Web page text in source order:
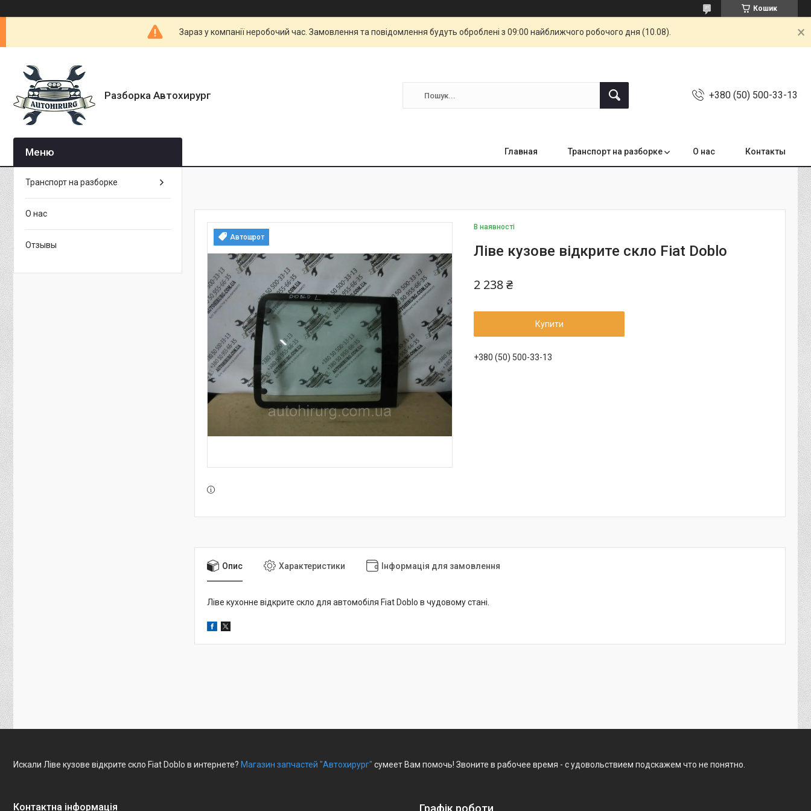
Кошик
Зараз у компанії неробочий час. Замовлення та повідомлення будуть оброблені з 09:00 найближчого робочого дня (10.08).
Разборка Автохирург +380 (50) 500-33-13
Главная Транспорт на разборке О нас Контакты
Автошрот
В наявності
Ліве кузове відкрите скло Fiat Doblo
2 238 ₴
Купити
+380 (50) 500-33-13
Опис Характеристики Інформація для замовлення
Ліве кухонне відкрите скло для автомобіля Fiat Doblo в чудовому стані.
Транспорт на разборке
О нас
Отзывы
Искали Ліве кузове відкрите скло Fiat Doblo в интернете? Магазин запчастей "Автохирург" сумеет Вам помочь! Звоните в рабочее время - с удовольствием подскажем что не понятно.
Графік роботи